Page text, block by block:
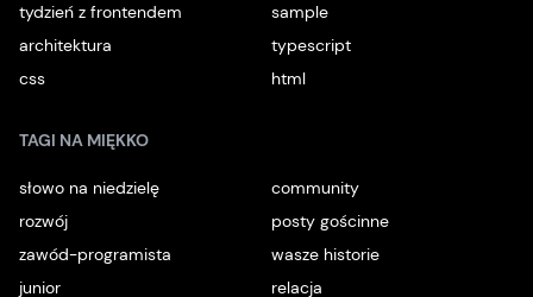
tydzień z frontendem
sample
architektura
typescript
css
html
TAGI NA MIĘKKO
słowo na niedzielę
community
rozwój
posty gościnne
zawód-programista
wasze historie
junior
relacja